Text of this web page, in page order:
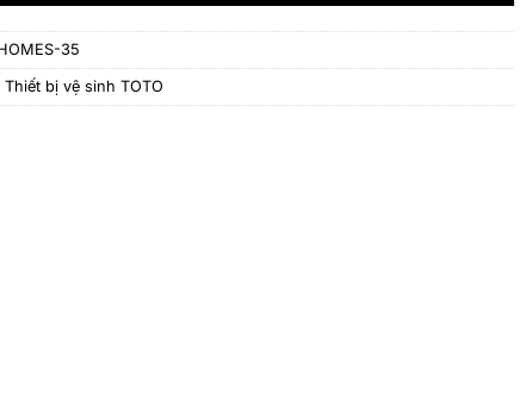
35
Thiết bị vệ sinh TOTO